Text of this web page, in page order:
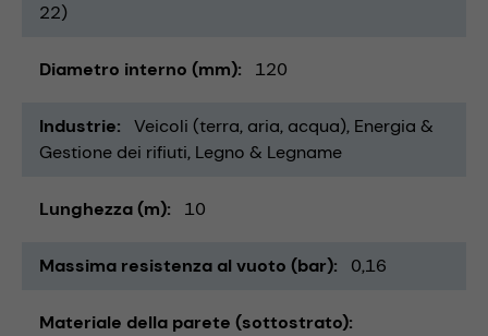
22)
Diametro interno (mm) 120
Industrie Veicoli (terra, aria, acqua) Energia &
Gestione dei rifiuti Legno & Legname
Lunghezza (m) 10
Massima resistenza al vuoto (bar) 0,16
Materiale della parete (sottostrato)